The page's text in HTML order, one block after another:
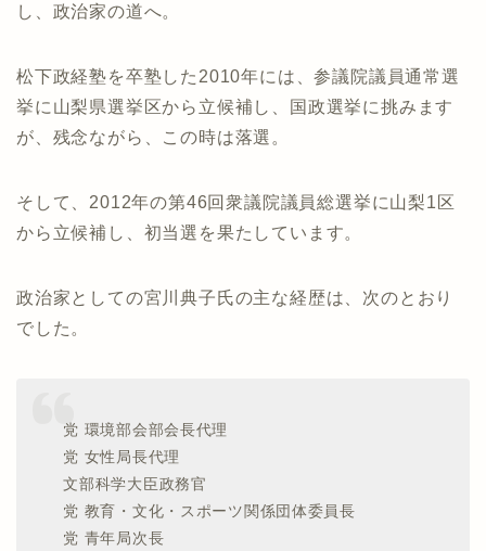
し、政治家の道へ。
松下政経塾を卒塾した2010年には、参議院議員通常選
挙に山梨県選挙区から立候補し、国政選挙に挑みます
が、残念ながら、この時は落選。
そして、2012年の第46回衆議院議員総選挙に山梨1区
から立候補し、初当選を果たしています。
政治家としての宮川典子氏の主な経歴は、次のとおり
でした。
党 環境部会部会長代理
党 女性局長代理
文部科学大臣政務官
党 教育・文化・スポーツ関係団体委員長
党 青年局次長